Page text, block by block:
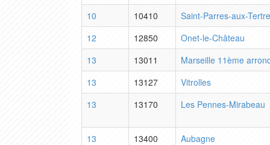
10
10410
Saint-Parres-aux-
12
12850
Onet-le-Château
13
13011
Marseille 11ème
13
13127
Vitrolles
13
13170 Les Pennes-Mirabeau
13 13400
Aubagne